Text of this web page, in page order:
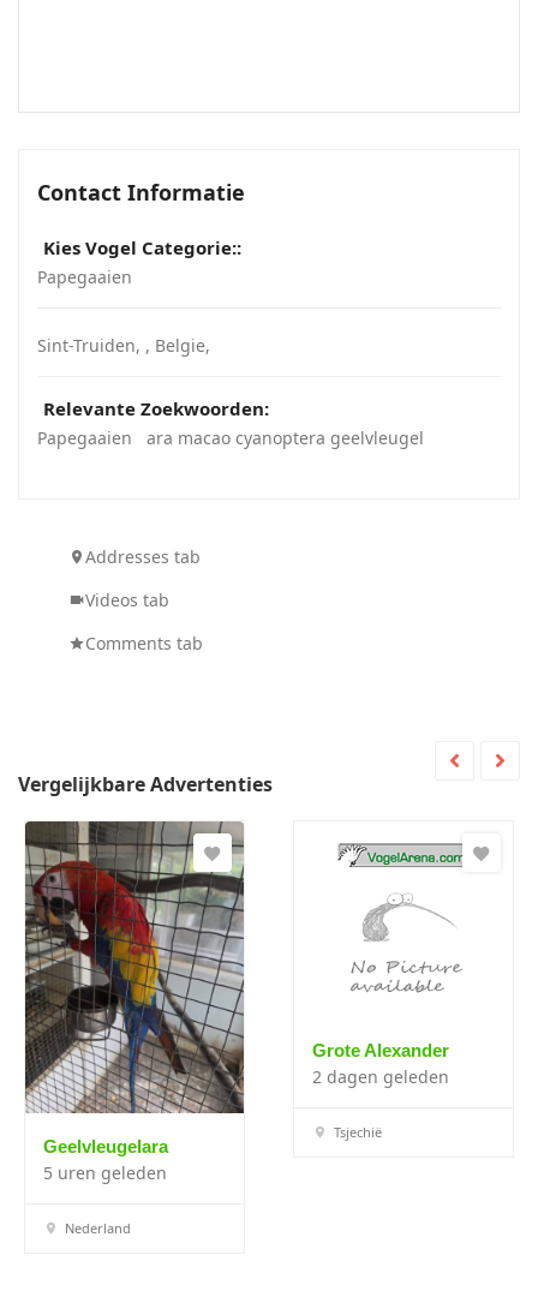
Contact Informatie
Kies Vogel Categorie::
Papegaaien
Sint-Truiden, , Belgie,
Relevante Zoekwoorden:
Papegaaien ara macao cyanoptera geelvleugel
Addresses tab
Videos tab
Comments tab
Vergelijkbare Advertenties
Geelvleugelara
5 uren geleden
Nederland
Grote Alexander
2 dagen geleden
Tsjechië